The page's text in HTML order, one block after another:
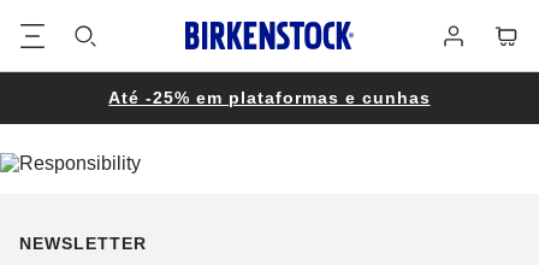
sessão
Até -25% em plataformas e cunhas
NEWSLETTER